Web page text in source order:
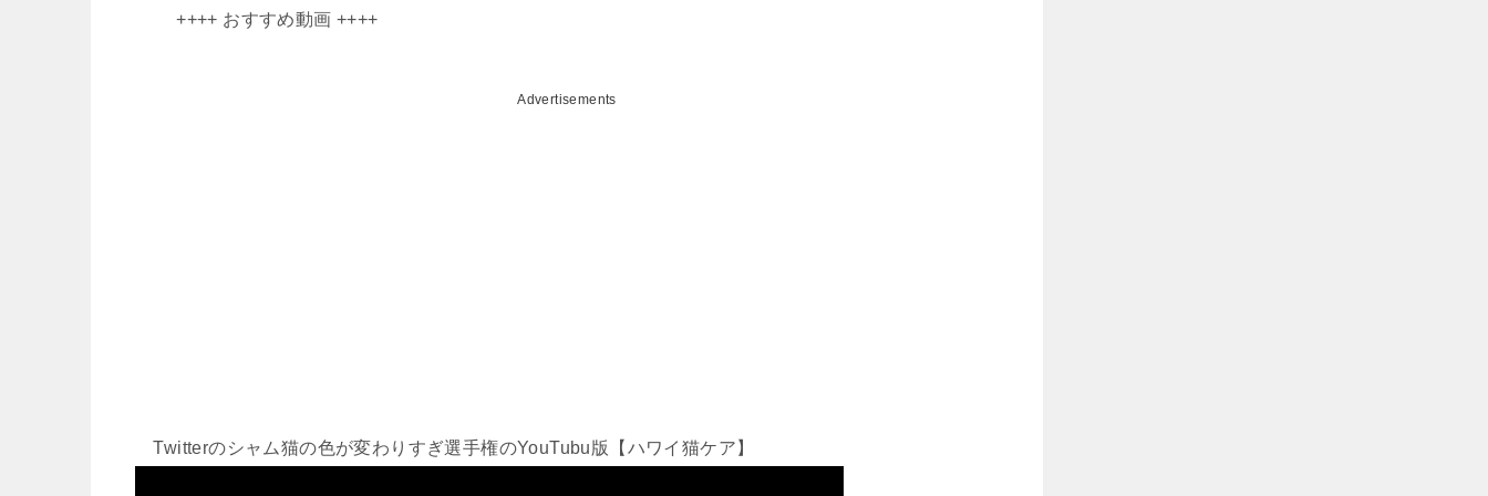
++++ おすすめ動画 ++++
Advertisements
Twitterのシャム猫の色が変わりすぎ選手権のYouTubu版【ハワイ猫ケア】